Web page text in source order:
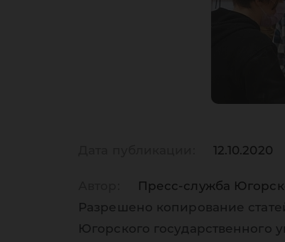
12.10.2020
Пресс-служба
Разрешено копирование
Югорского государственного